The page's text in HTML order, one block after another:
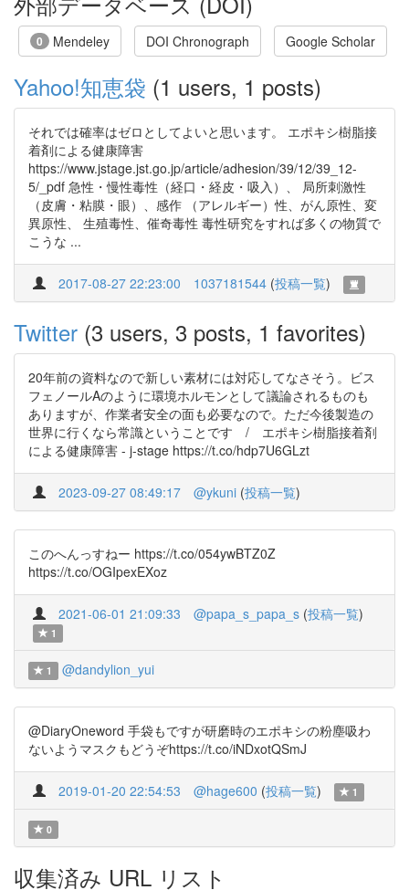
0 Mendeley DOI Chronograph Google Scholar
Yahoo!知恵袋 (1 users, 1 posts)
それでは確率はゼロとしてよいと思います。 エポキシ樹脂接
着剤による健康障害
https://www.jstage.jst.go.jp/article/adhesion/39/12/39_12-
5/_pdf 急性・慢性毒性（経口・経皮・吸入）、 局所刺激性
（皮膚・粘膜・眼）、感作 （アレルギー）性、がん原性、変
異原性、 生殖毒性、催奇毒性 毒性研究をすれば多くの物質で
こうな ...
2017-08-27 22:23:00 1037181544 (投稿一覧)
Twitter (3 users, 3 posts, 1 favorites)
20年前の資料なので新しい素材には対応してなさそう。ビス
フェノールAのように環境ホルモンとして議論されるものも
ありますが、作業者安全の面も必要なので。ただ今後製造の
世界に行くなら常識ということです / エポキシ樹脂接着剤
による健康障害 - j-stage https://t.co/hdp7U6GLzt
2023-09-27 08:49:17 @ykuni (投稿一覧)
このへんっすねー https://t.co/054ywBTZ0Z
https://t.co/OGIpexEXoz
2021-06-01 21:09:33 @papa_s_papa_s (投稿一覧)
1
1 @dandylion_yui
@DiaryOneword 手袋もですが研磨時のエポキシの粉塵吸わ
ないようマスクもどうぞhttps://t.co/iNDxotQSmJ
2019-01-20 22:54:53 @hage600 (投稿一覧) 1
0
収集済み URL リスト